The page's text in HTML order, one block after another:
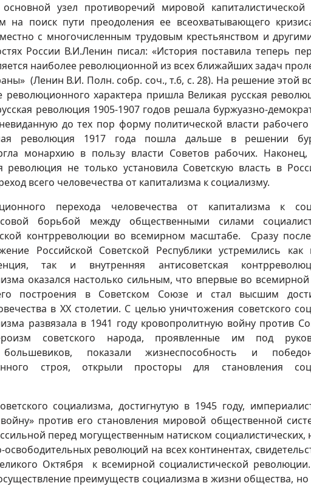
узел противоречий мировой капиталистической
на поиск пути преодоления ее всеохватывающего
с многочисленным трудовым крестьянством и
России В.И.Ленин писал: «История поставила теперь
наиболее революционной из всех ближайших задач
(Ленин В.И. Полн. собр. соч., т.6, с. 28). На решение этой
революционного характера пришла Великая русская
революция 1905-1907 годов решала буржуазно-
до тех пор форму политической власти рабочего
революция 1917 года пошла дальше в решении
монархию в пользу власти Советов рабочих. Наконец,
революция не только установила Советскую власть в
всего человечества от капитализма к социализму.
перехода человечества от капитализма к
борьбой между общественными силами
контрреволюции во всемирном масштабе. Сразу
Российской Советской Республики устремились как
так и внутренняя антисоветская
оказался настолько сильным, что впервые во
построения в Советском Союзе и стал высшим
в ХХ столетии. С целью уничтожения советского
развязала в 1941 году кровопролитную войну против
советского народа, проявленные им под
показали жизнеспособность и
строя, открыли просторы для становления
социализма, достигнутую в 1945 году,
против его становления мировой общественной
перед могущественным натиском социалистических,
революций на всех континентах,
Октября к всемирной социалистической
преимуществ социализма в жизни общества, но